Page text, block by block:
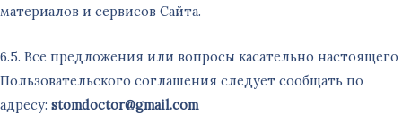
материалов и сервисов Сайта.
6.5. Все предложения или вопросы касательно настоящего
Пользовательского соглашения следует сообщать по
адресу: stomdoctor@gmail.com